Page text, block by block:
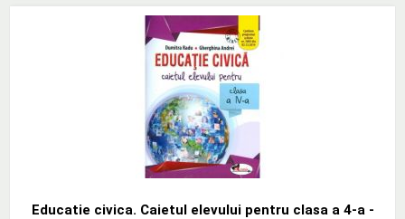
Educatie civica. Caietul elevului pentru clasa a 4-a -